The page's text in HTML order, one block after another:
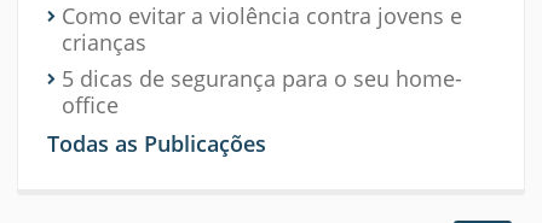
Como evitar a violência contra jovens e
crianças
5 dicas de segurança para o seu home-
office
Todas as Publicações